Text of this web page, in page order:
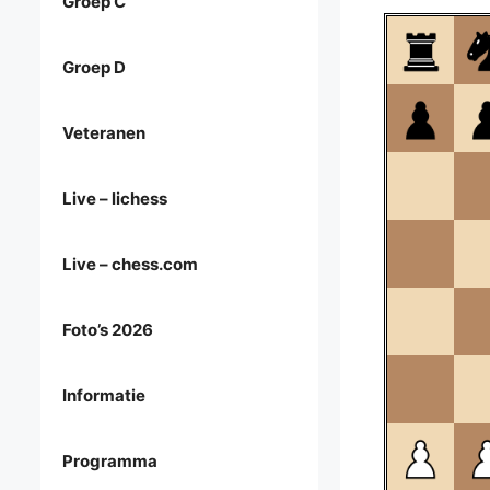
Groep D
Veteranen
Live – lichess
Live – chess.com
Foto’s 2026
Informatie
Programma